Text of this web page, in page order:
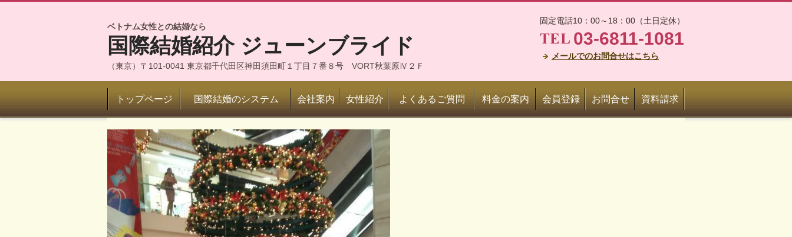
ベトナム女性との結婚なら
国際結婚紹介 ジューンブライド
（東京）〒101-0041 東京都千代田区神田須田町１丁目７番８号 VORT秋葉原Ⅳ２Ｆ
固定電話10：00～18：00（土日定休）
03-6811-1081
メールでのお問合せはこちら
トップページ 国際結婚のシステム 会社案内 女性紹介 よくあるご質問 料金の案内 会員登録 お問合せ 資料請求